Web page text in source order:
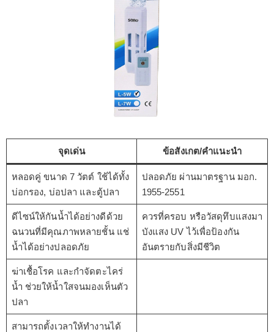
จุดเด่น ข้อสังเกต/คำแนะนำ
หลอดคู่ ขนาด 7 วัตต์ ใช้ได้ทั้ง
บ่อกรอง, บ่อปลา และตู้ปลา
ปลอดภัย ผ่านมาตรฐาน มอก.
1955-2551
ดีไซน์ให้กันน้ำได้อย่างดีด้วย
ฉนวนที่มีคุณภาพหลายชั้น แช่
น้ำได้อย่างปลอดภัย
ควรที่ครอบ หรือวัสดุทึบแสงมา
บังแสง UV ไว้เพื่อป้องกัน
อันตรายกับสิ่งมีชีวิต
ฆ่าเชื้อโรค และกำจัดตะไคร่
น้ำ ช่วยให้น้ำใสจนมองเห็นตัว
ปลา
สามารถตั้งเวลาให้ทำงานได้